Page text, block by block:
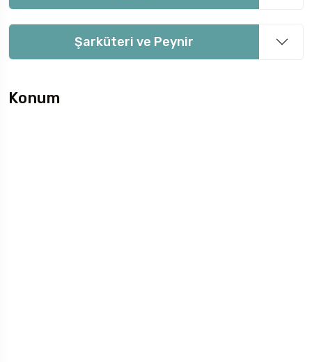
Şarküteri ve Peynir
Konum